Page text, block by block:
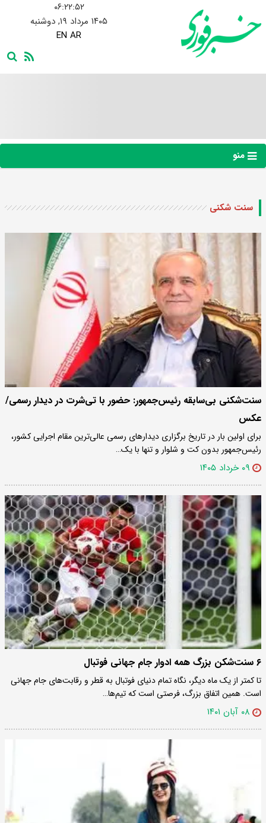
۰۶:۲۲:۵۲
۱۴۰۵ مرداد ۱۹, دوشنبه
EN AR
منو
سنت شکنی
سنت‌شکنی بی‌سابقه رئیس‌جمهور: حضور با تی‌شرت در دیدار رسمی/
عکس
برای اولین بار در تاریخ برگزاری دیدارهای رسمی عالی‌ترین مقام اجرایی کشور،
رئیس‌جمهور بدون کت و شلوار و تنها با یک…
۰۹ خرداد ۱۴۰۵
۶ سنت‌شکن بزرگ همه ادوار جام جهانی فوتبال
تا کمتر از یک ماه دیگر، نگاه تمام دنیای فوتبال به قطر و رقابت‌های جام جهانی
است. همین اتفاق بزرگ، فرصتی است که تیم‌ها…
۰۸ آبان ۱۴۰۱